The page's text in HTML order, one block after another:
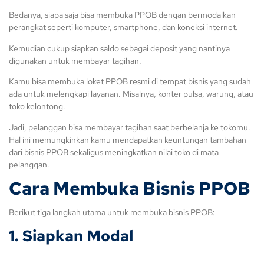
Bedanya, siapa saja bisa membuka PPOB dengan bermodalkan
perangkat seperti komputer, smartphone, dan koneksi internet.
Kemudian cukup siapkan saldo sebagai deposit yang nantinya
digunakan untuk membayar tagihan.
Kamu bisa membuka loket PPOB resmi di tempat bisnis yang sudah
ada untuk melengkapi layanan. Misalnya, konter pulsa, warung, atau
toko kelontong.
Jadi, pelanggan bisa membayar tagihan saat berbelanja ke tokomu.
Hal ini memungkinkan kamu mendapatkan keuntungan tambahan
dari bisnis PPOB sekaligus meningkatkan nilai toko di mata
pelanggan.
Cara Membuka Bisnis PPOB
Berikut tiga langkah utama untuk membuka bisnis PPOB:
1. Siapkan Modal